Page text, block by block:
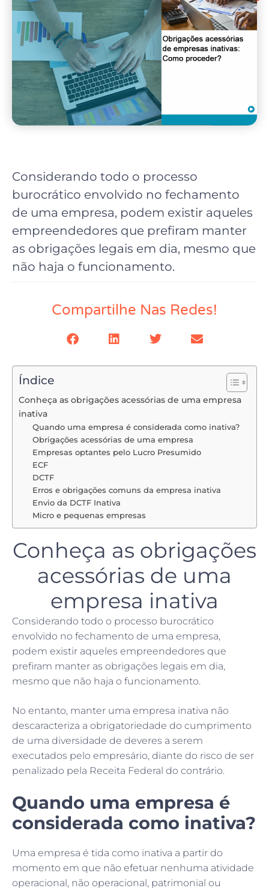
Considerando todo o processo
burocrático envolvido no fechamento
de uma empresa, podem existir aqueles
empreendedores que prefiram manter
as obrigações legais em dia, mesmo que
não haja o funcionamento.
Compartilhe Nas Redes!
Índice
Conheça as obrigações acessórias de uma empresa
inativa
Quando uma empresa é considerada como inativa?
Obrigações acessórias de uma empresa
Empresas optantes pelo Lucro Presumido
ECF
DCTF
Erros e obrigações comuns da empresa inativa
Envio da DCTF Inativa
Micro e pequenas empresas
Conheça as obrigações
acessórias de uma
empresa inativa
Considerando todo o processo burocrático
envolvido no fechamento de uma empresa,
podem existir aqueles empreendedores que
prefiram manter as obrigações legais em dia,
mesmo que não haja o funcionamento.
No entanto, manter uma empresa inativa não
descaracteriza a obrigatoriedade do cumprimento
de uma diversidade de deveres a serem
executados pelo empresário, diante do risco de ser
penalizado pela Receita Federal do contrário.
Quando uma empresa é
considerada como inativa?
Uma empresa é tida como inativa a partir do
momento em que não efetuar nenhuma atividade
operacional, não operacional, patrimonial ou